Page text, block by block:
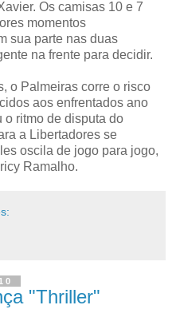
Os camisas 10 e 7
momentos
sua parte nas duas
na frente para decidir.
o Palmeiras corre o risco
aos enfrentados ano
o ritmo de disputa do
a Libertadores se
oscila de jogo para jogo,
Ramalho.
"Thriller"